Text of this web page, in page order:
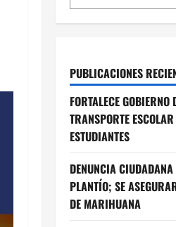
PUBLICACIONES
FORTALECE
TRANSPORTE
ESTUDIANTES
DENUNCIA
PLANTÍO; SE
DE MARIHUANA